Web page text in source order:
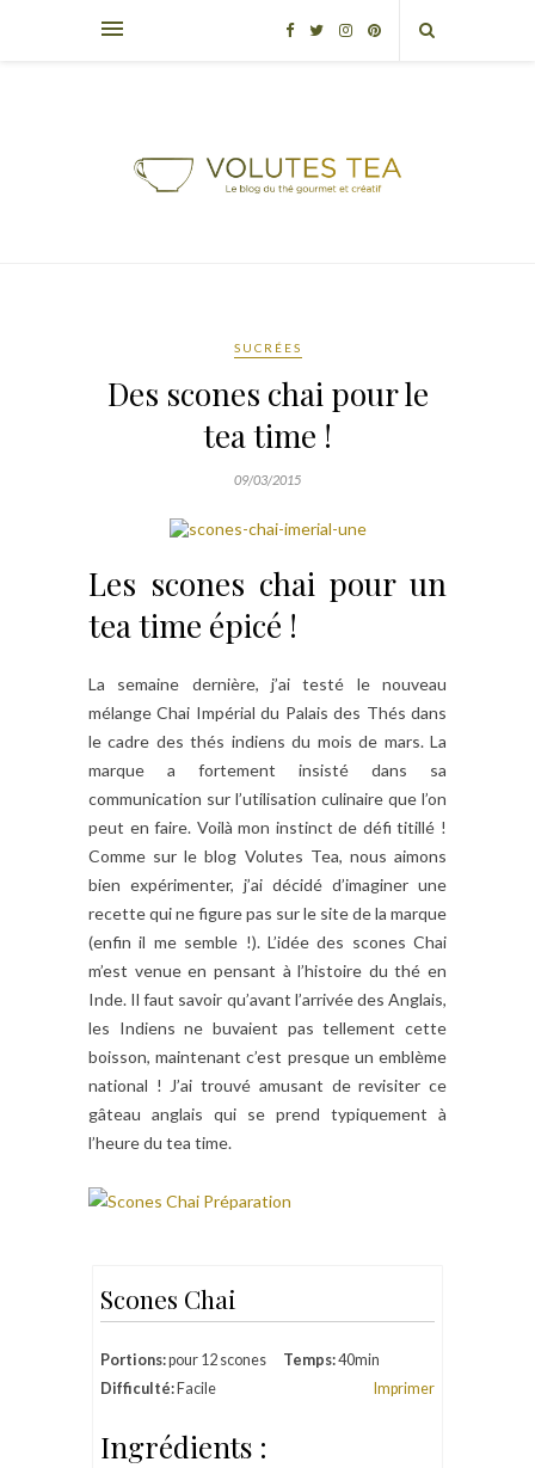
SUCRÉES
Des scones chai pour le
tea time !
09/03/2015
Les scones chai pour un
tea time épicé !
La semaine dernière, j’ai testé le nouveau
mélange Chai Impérial du Palais des Thés dans
le cadre des thés indiens du mois de mars. La
marque a fortement insisté dans sa
communication sur l’utilisation culinaire que l’on
peut en faire. Voilà mon instinct de défi titillé !
Comme sur le blog Volutes Tea, nous aimons
bien expérimenter, j’ai décidé d’imaginer une
recette qui ne figure pas sur le site de la marque
(enfin il me semble !). L’idée des scones Chai
m’est venue en pensant à l’histoire du thé en
Inde. Il faut savoir qu’avant l’arrivée des Anglais,
les Indiens ne buvaient pas tellement cette
boisson, maintenant c’est presque un emblème
national ! J’ai trouvé amusant de revisiter ce
gâteau anglais qui se prend typiquement à
l’heure du tea time.
Scones Chai
Portions:pour 12 scones Temps:40min
Difficulté: Facile Imprimer
Ingrédients :